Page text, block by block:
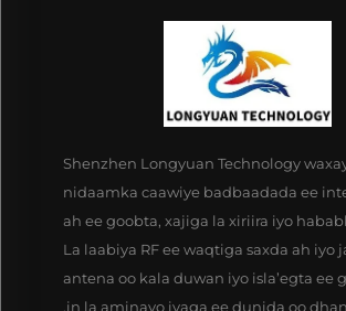
Shenzhen Longyuan Technology
nidaamka caawiye badbaadada ee
ah ee goobta, xajiga la xiriira iyo
La laabiya RF ee waqtiga saxda ah iyo
antena oo kala duwan iyo isla’egta ee
in la aminayo iyaga ee dunida oo dhan.